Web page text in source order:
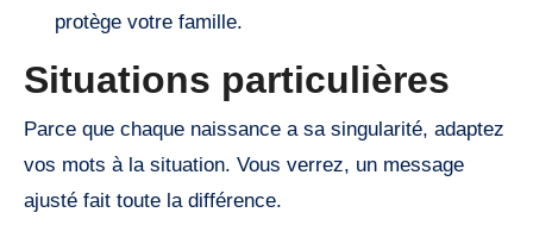
protège votre famille.
Situations particulières
Parce que chaque naissance a sa singularité, adaptez
vos mots à la situation. Vous verrez, un message
ajusté fait toute la différence.